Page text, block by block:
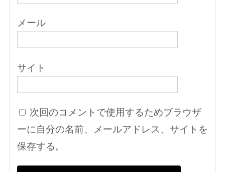
メール
サイト
次回のコメントで使用するためブラウザ
ーに自分の名前、メールアドレス、サイトを
保存する。